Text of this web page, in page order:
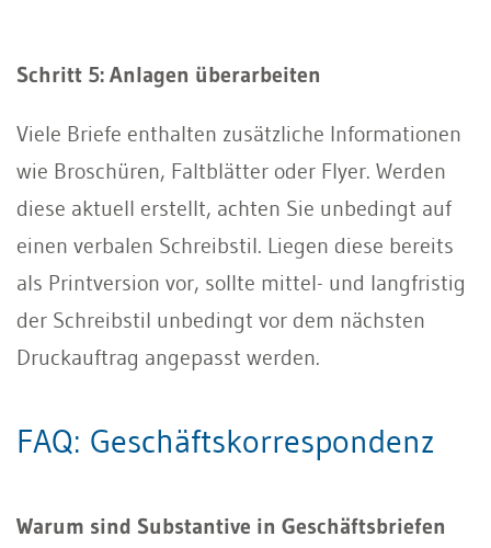
Schritt 5: Anlagen überarbeiten
Viele Briefe enthalten zusätzliche Informationen
wie Broschüren, Faltblätter oder Flyer. Werden
diese aktuell erstellt, achten Sie unbedingt auf
einen verbalen Schreibstil. Liegen diese bereits
als Printversion vor, sollte mittel- und langfristig
der Schreibstil unbedingt vor dem nächsten
Druckauftrag angepasst werden.
FAQ: Geschäftskorrespondenz
Warum sind Substantive in Geschäftsbriefen